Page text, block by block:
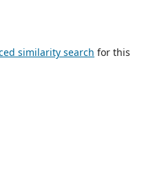
similarity search for this